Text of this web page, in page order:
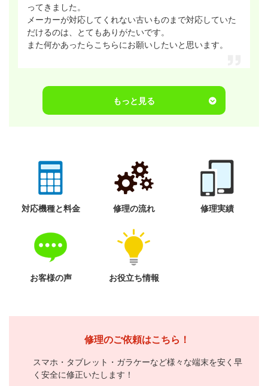
ってきました。
メーカーが対応してくれない古いものまで対応していた
だけるのは、とてもありがたいです。
また何かあったらこちらにお願いしたいと思います。
もっと見る
対応機種と料金 修理の流れ 修理実績
お客様の声 お役立ち情報
修理のご依頼はこちら！
スマホ・タブレット・ガラケーなど様々な端末を安く早
く安全に修正いたします！